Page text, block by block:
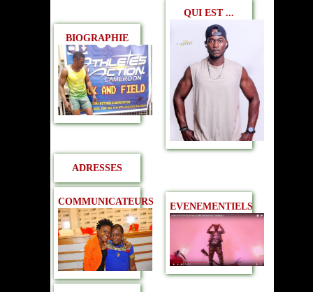
BIOGRAPHIE
QUI EST ...
ADRESSES
COMMUNICATEURS EVENEMENTIELS